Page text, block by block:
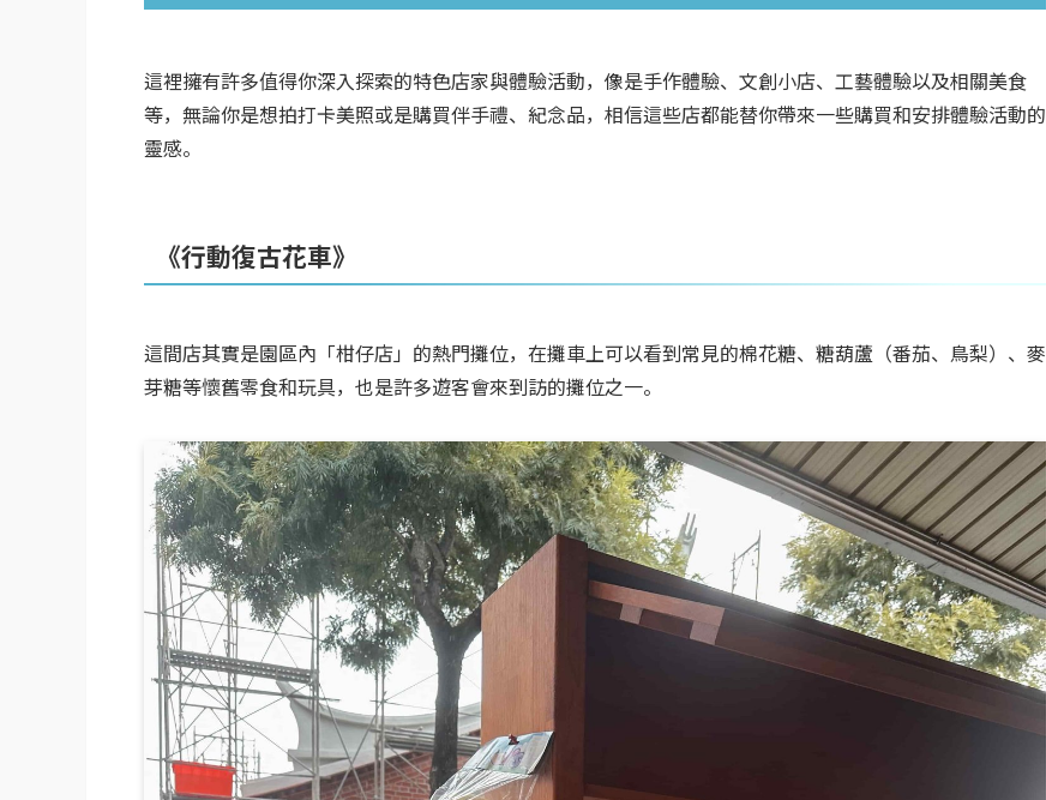
這裡擁有許多值得你深入探索的特色店家與體驗活動，像是手作體驗、文創小店、工藝體驗以及相關美食
等，無論你是想拍打卡美照或是購買伴手禮、紀念品，相信這些店都能替你帶來一些購買和安排體驗活動的
靈感。
《行動復古花車》
這間店其實是園區內「柑仔店」的熱門攤位，在攤車上可以看到常見的棉花糖、糖葫蘆（番茄、鳥梨）、麥
芽糖等懷舊零食和玩具，也是許多遊客會來到訪的攤位之一。